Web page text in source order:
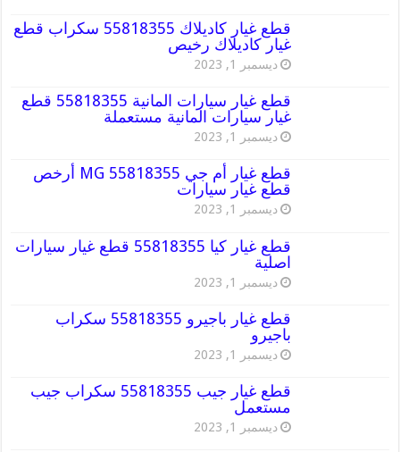
قطع غيار كاديلاك 55818355 سكراب قطع
غيار كاديلاك رخيص
ديسمبر 1, 2023
قطع غيار سيارات المانية 55818355 قطع
غيار سيارات المانية مستعملة
ديسمبر 1, 2023
قطع غيار أم جي MG 55818355 أرخص
قطع غيار سيارات
ديسمبر 1, 2023
قطع غيار كيا 55818355 قطع غيار سيارات
اصلية
ديسمبر 1, 2023
قطع غيار باجيرو 55818355 سكراب
باجيرو
ديسمبر 1, 2023
قطع غيار جيب 55818355 سكراب جيب
مستعمل
ديسمبر 1, 2023